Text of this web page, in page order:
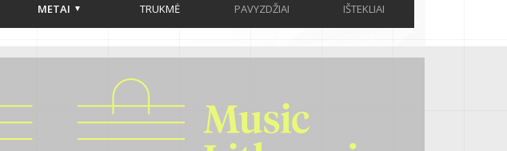
METAI TRUKMĖ PAVYZDŽIAI IŠTEKLIAI